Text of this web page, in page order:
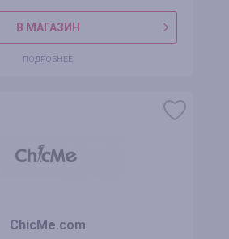
В МАГАЗИН
ПОДРОБНЕЕ
ChicMe.com